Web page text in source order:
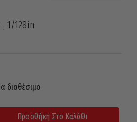
1/128in
διαθέσιμο
Προσθήκη Στο Καλάθι